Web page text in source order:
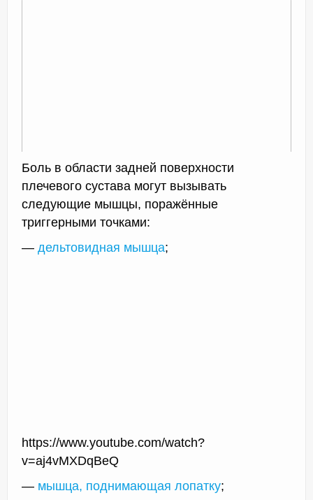
Боль в области задней поверхности
плечевого сустава могут вызывать
следующие мышцы, поражённые
триггерными точками:
— дельтовидная мышца;
https://www.youtube.com/watch?
v=aj4vMXDqBeQ
— мышца, поднимающая лопатку;